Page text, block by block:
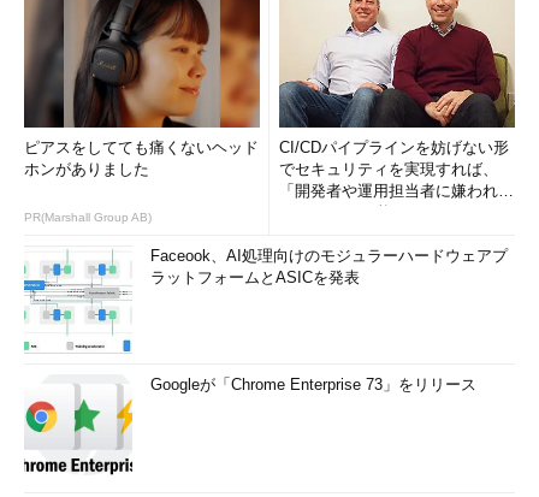
ピアスをしてても痛くないヘッド
ホンがありました
PR(Marshall Group AB)
CI/CDパイプラインを妨げない形
でセキュリティを実現すれば、
「開発者や運用担当者に嫌われな
Faceook、AI処理向けのモジュラーハードウェアプ
ラットフォームとASICを発表
Googleが「Chrome Enterprise 73」をリリース